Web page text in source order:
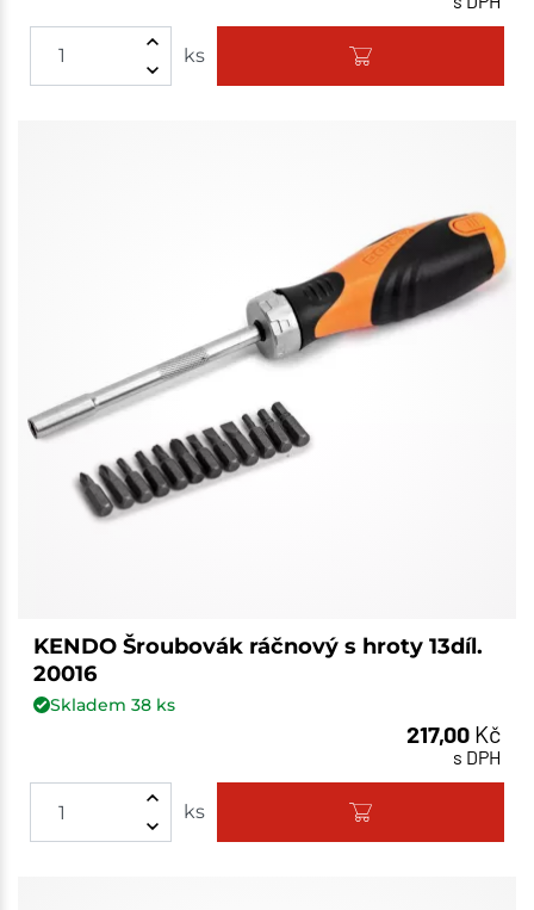
ks
KENDO Šroubovák ráčnový s hroty 13díl.
20016
Skladem 38ks
217,00 Kč
s DPH
ks